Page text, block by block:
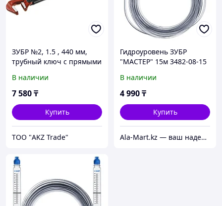
ЗУБР №2, 1.5 , 440 мм,
трубный ключ с прямыми
В наличии
7 580₸
Купить
ТОО "AKZ Trade"
Гидроуровень ЗУБР
"МАСТЕР" 15м 3482-08-15
В наличии
4 990₸
Купить
Ala-Mart.kz — ваш надежный партнер в мире качественных товаров.